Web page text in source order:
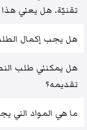
تقنيّة. هل يعني
هل يجب إكمال
هل يمكنني طلب
تقديمه؟
ما هي المواد التي